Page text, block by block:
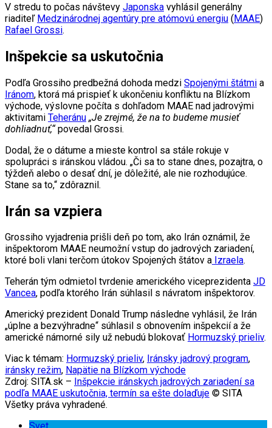
V stredu to počas návštevy Japonska vyhlásil generálny
riaditeľ Medzinárodnej agentúry pre atómovú energiu (MAAE)
Rafael Grossi.
Inšpekcie sa uskutočnia
Podľa Grossiho predbežná dohoda medzi Spojenými štátmi a
Iránom, ktorá má prispieť k ukončeniu konfliktu na Blízkom
východe, výslovne počíta s dohľadom MAAE nad jadrovými
aktivitami Teheránu „Je zrejmé, že na to budeme musieť
dohliadnuť,“povedal Grossi.
Dodal, že o dátume a mieste kontrol sa stále rokuje v
spolupráci s iránskou vládou. „Či sa to stane dnes, pozajtra, o
týždeň alebo o desať dní, je dôležité, ale nie rozhodujúce.
Stane sa to,“ zdôraznil.
Irán sa vzpiera
Grossiho vyjadrenia prišli deň po tom, ako Irán oznámil, že
inšpektorom MAAE neumožní vstup do jadrových zariadení,
ktoré boli vlani terčom útokov Spojených štátov a Izraela.
Teherán tým odmietol tvrdenie amerického viceprezidenta JD
Vancea, podľa ktorého Irán súhlasil s návratom inšpektorov.
Americký prezident Donald Trump následne vyhlásil, že Irán
„úplne a bezvýhradne“ súhlasil s obnovením inšpekcií a že
americké námorné sily už nebudú blokovať Hormuzský prieliv.
Viac k témam: Hormuzský prieliv, Iránsky jadrový program,
iránsky režim, Napätie na Blízkom východe
Zdroj: SITA.sk – Inšpekcie iránskych jadrových zariadení sa
podľa MAAE uskutočnia, termín sa ešte dolaďuje © SITA
Všetky práva vyhradené.